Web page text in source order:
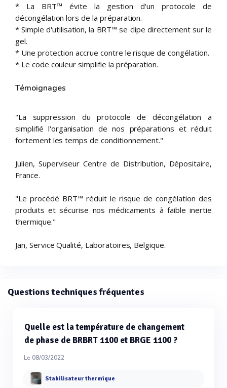
* La BRT™ évite la gestion d'un protocole de
décongélation lors de la préparation.
* Simple d'utilisation, la BRT™ se clipe directement sur le
gel.
* Une protection accrue contre le risque de congélation.
* Le code couleur simplifie la préparation.
Témoignages
"La suppression du protocole de décongélation a
simplifié l'organisation de nos préparations et réduit
fortement les temps de conditionnement."
Julien, Superviseur Centre de Distribution, Dépositaire,
France.
"Le procédé BRT™ réduit le risque de congélation des
produits et sécurise nos médicaments à faible inertie
thermique."
Jan, Service Qualité, Laboratoires, Belgique.
Questions techniques fréquentes
Quelle est la température de changement
de phase de BRBRT 1100 et BRGE 1100 ?
Le 08/03/2022
Stabilisateur thermique